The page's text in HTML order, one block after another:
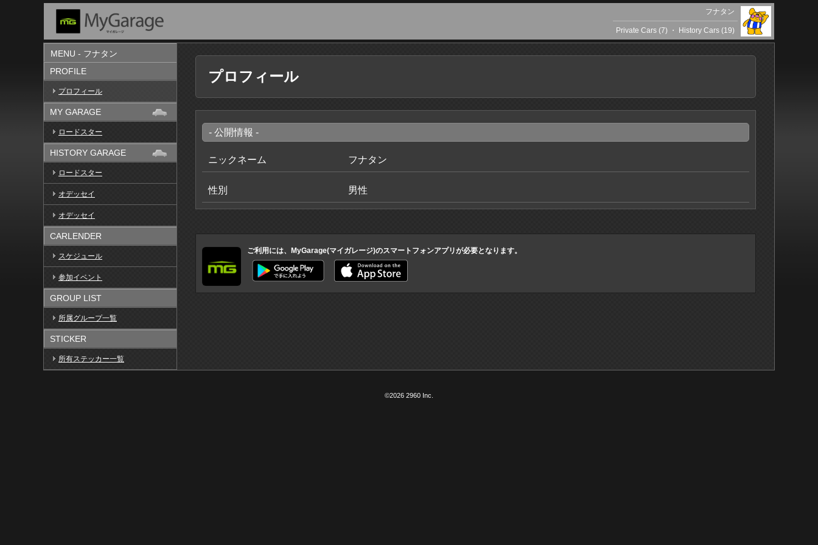
フナタン
Private Cars (7) ・ History Cars (19)
MENU - フナタン
PROFILE
プロフィール
MY GARAGE
ロードスター
HISTORY GARAGE
ロードスター
オデッセイ
オデッセイ
CARLENDER
スケジュール
参加イベント
GROUP LIST
所属グループ一覧
STICKER
所有ステッカー一覧
プロフィール
- 公開情報 -
ニックネーム フナタン
性別 男性
ご利用には、MyGarage(マイガレージ)のスマートフォンアプリが必要となります。
©2026 2960 Inc.